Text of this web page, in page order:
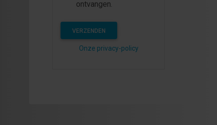
ontvangen.
VERZENDEN
Onze privacy-policy